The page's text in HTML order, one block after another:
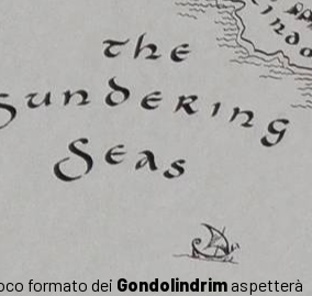
formato dei Gondolindrimaspetterà